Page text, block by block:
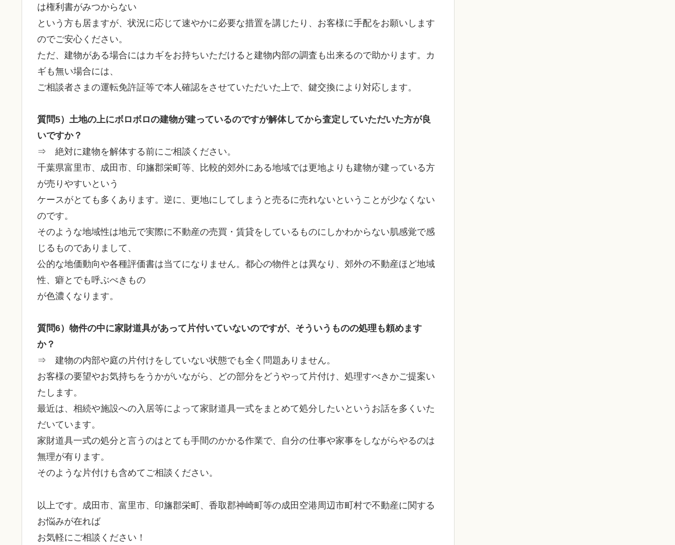
は権利書がみつからない
という方も居ますが、状況に応じて速やかに必要な措置を講じたり、お客様に手配をお願いします
のでご安心ください。
ただ、建物がある場合にはカギをお持ちいただけると建物内部の調査も出来るので助かります。カ
ギも無い場合には、
ご相談者さまの運転免許証等で本人確認をさせていただいた上で、鍵交換により対応します。
質問5）土地の上にボロボロの建物が建っているのですが解体してから査定していただいた方が良
いですか？
⇒ 絶対に建物を解体する前にご相談ください。
千葉県富里市、成田市、印旛郡栄町等、比較的郊外にある地域では更地よりも建物が建っている方
が売りやすいという
ケースがとても多くあります。逆に、更地にしてしまうと売るに売れないということが少なくない
のです。
そのような地域性は地元で実際に不動産の売買・賃貸をしているものにしかわからない肌感覚で感
じるものでありまして、
公的な地価動向や各種評価書は当てになりません。都心の物件とは異なり、郊外の不動産ほど地域
性、癖とでも呼ぶべきもの
が色濃くなります。
質問6）物件の中に家財道具があって片付いていないのですが、そういうものの処理も頼めます
か？
⇒ 建物の内部や庭の片付けをしていない状態でも全く問題ありません。
お客様の要望やお気持ちをうかがいながら、どの部分をどうやって片付け、処理すべきかご提案い
たします。
最近は、相続や施設への入居等によって家財道具一式をまとめて処分したいというお話を多くいた
だいています。
家財道具一式の処分と言うのはとても手間のかかる作業で、自分の仕事や家事をしながらやるのは
無理が有ります。
そのような片付けも含めてご相談ください。
以上です。成田市、富里市、印旛郡栄町、香取郡神崎町等の成田空港周辺市町村で不動産に関する
お悩みが在れば
お気軽にご相談ください！